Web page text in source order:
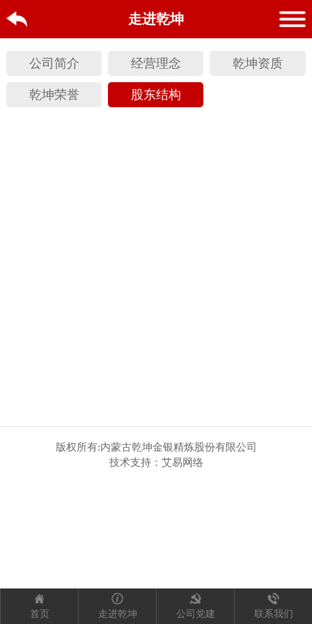
走进乾坤
公司简介 经营理念 乾坤资质
乾坤荣誉 股东结构
版权所有:内蒙古乾坤金银精炼股份有限公司
技术支持：艾易网络
首页 走进乾坤 公司党建 联系我们